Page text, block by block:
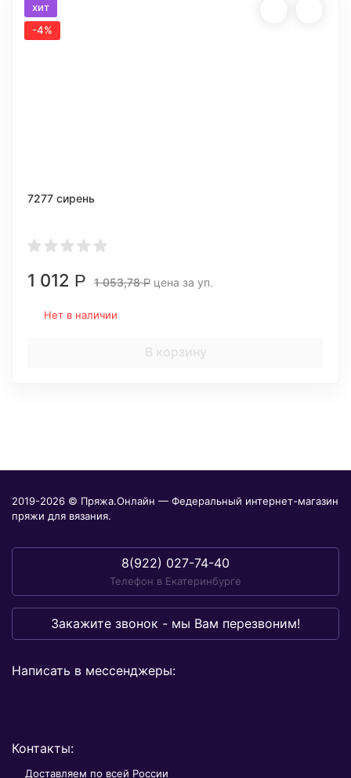
хит
-4%
7277 сирень
1 012 Р 1 053,78Р цена за уп.
Нет в наличии
В корзину
2019-2026 © Пряжа.Онлайн — Федеральный интернет-магазин
пряжи для вязания.
8(922) 027-74-40
Телефон в Екатеринбурге
Закажите звонок - мы Вам перезвоним!
Написать в мессенджеры:
Контакты:
Доставляем по всей России